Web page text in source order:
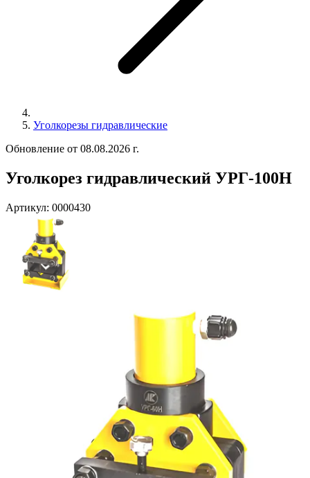
Уголкорезы гидравлические
Обновление от 08.08.2026 г.
Уголкорез гидравлический УРГ-100Н
Артикул: 0000430